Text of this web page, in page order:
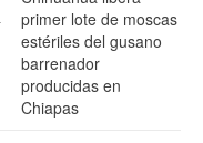
primer lote de moscas
estériles del gusano
barrenador
producidas en
Chiapas